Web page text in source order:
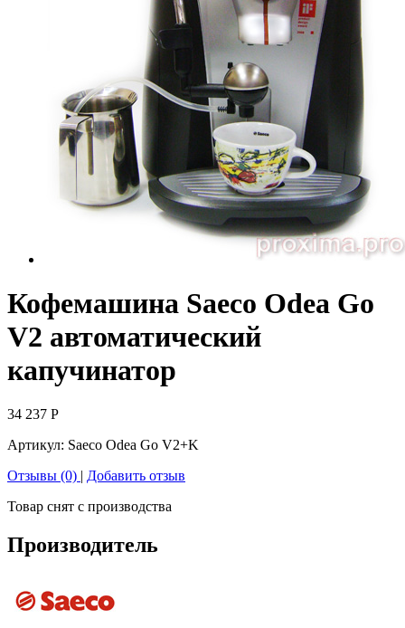
Кофемашина Saeco Odea Go
V2 автоматический
капучинатор
34 237 Р
Артикул: Saeco Odea Go V2+K
Отзывы (0) | Добавить отзыв
Товар снят с производства
Производитель